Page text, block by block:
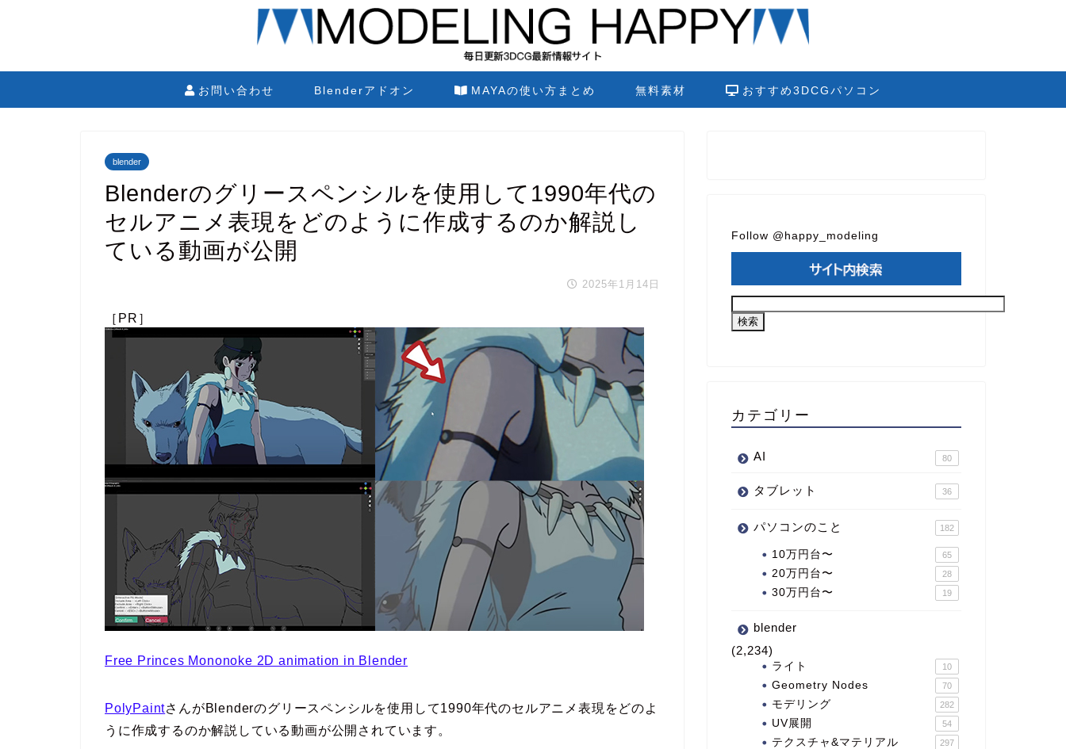
お問い合わせ Blenderアドオン MAYAの使い方まとめ 無料素材 おすすめ3DCGパソコン
blender
Blenderのグリースペンシルを使用して1990年代の
セルアニメ表現をどのように作成するのか解説し
ている動画が公開
2025年1月14日
［PR］
Free Princes Mononoke 2D animation in Blender
PolyPaintさんがBlenderのグリースペンシルを使用して1990年代のセルアニメ表現をどのよ
うに作成するのか解説している動画が公開されています。
Follow @happy_modeling
カテゴリー
AI 80
タブレット 36
パソコンのこと 182
10万円台〜 65
20万円台〜 28
30万円台〜 19
blender
(2,234)
ライト 10
Geometry Nodes 70
モデリング 282
UV展開 54
テクスチャ&マテリアル 297